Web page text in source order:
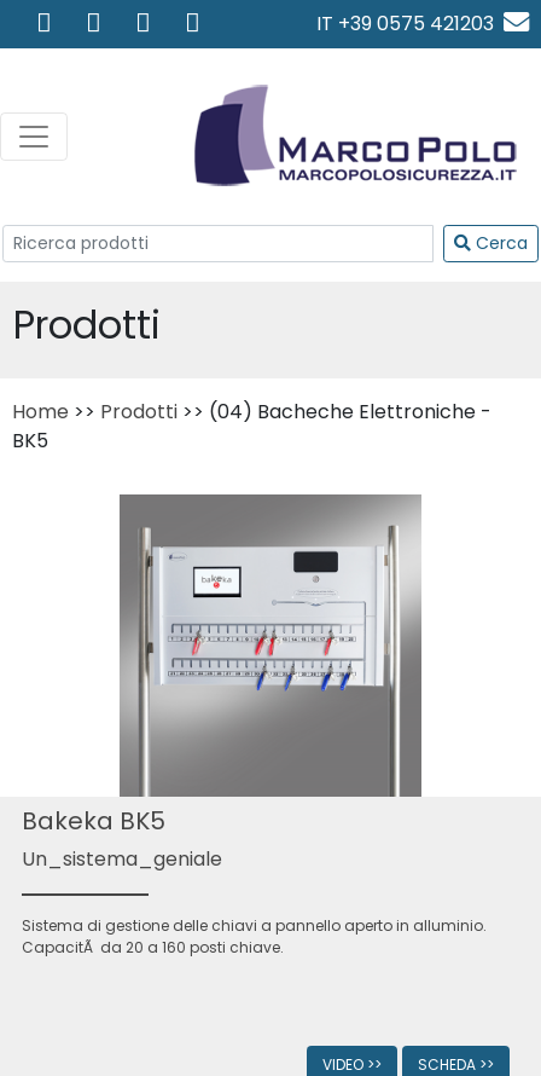
IT +39 0575 421203
Cerca
Prodotti
Home >> Prodotti >> (04) Bacheche Elettroniche -
BK5
Bakeka BK5
Un_sistema_geniale
Sistema di gestione delle chiavi a pannello aperto in alluminio.
CapacitÃ da 20 a 160 posti chiave.
SCHEDA >>
VIDEO >>